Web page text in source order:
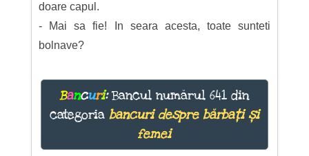
doare capul.
- Mai sa fie! In seara acesta, toate sunteti
bolnave?
Bancuri:Bancul numărul 641 din
categoria bancuri despre bărbați și
femei